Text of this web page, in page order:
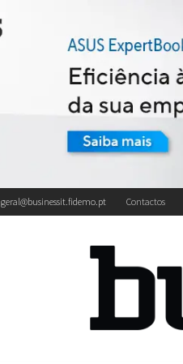
geral@businessit.fidemo.pt Contactos